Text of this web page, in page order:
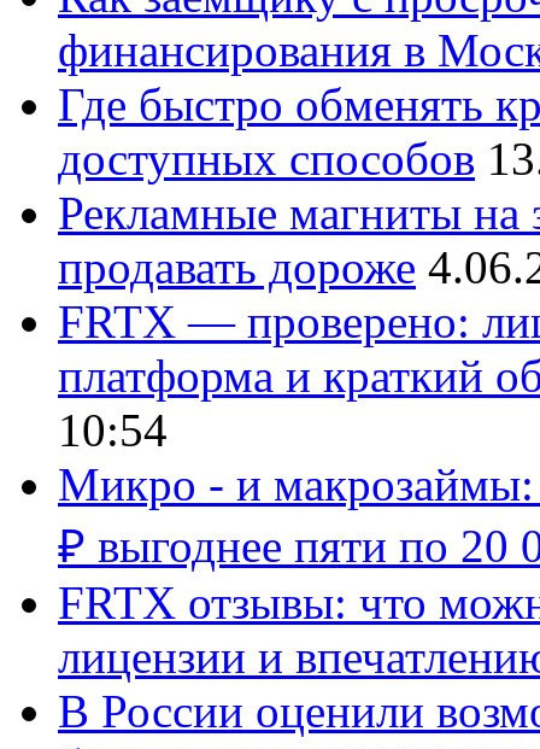
финансирования в
Где быстро обменять
доступных способов
Рекламные магниты на
продавать дороже
FRTX — проверено:
платформа и краткий
10:54
Микро - и макрозаймы:
₽ выгоднее пяти по 20
FRTX отзывы: что
лицензии и
В России оценили